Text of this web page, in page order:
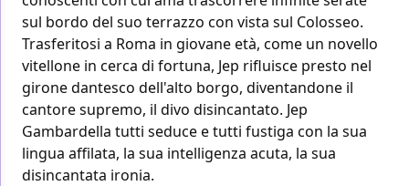
sul bordo del suo terrazzo con vista sul Colosseo.
Trasferitosi a Roma in giovane età, come un novello
vitellone in cerca di fortuna, Jep rifluisce presto nel
girone dantesco dell'alto borgo, diventandone il
cantore supremo, il divo disincantato. Jep
Gambardella tutti seduce e tutti fustiga con la sua
lingua affilata, la sua intelligenza acuta, la sua
disincantata ironia.